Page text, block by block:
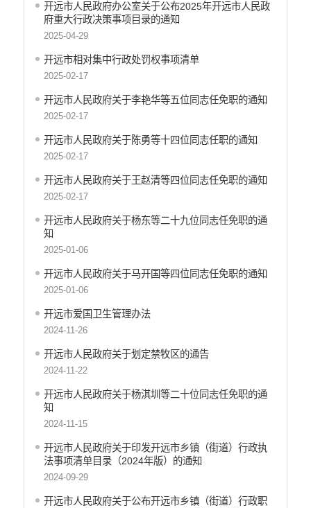
应急预案
产品质量
公共文化服务
涉农补贴
疫情防控
社会救助信息
规划计划
生态环境
食品药品监管
义务教育
环保督察
医疗卫生
行政许可
行政处罚和行政强制
乡村振兴工作信息公开
开远市人民政府办公室关于公布2025年开远市人民政
府重大行政决策事项目录的通知
2025-04-29
开远市相对集中行政处罚权事项清单
2025-02-17
开远市人民政府关于李艳华等五位同志任免职的通知
2025-02-17
开远市人民政府关于陈勇等十四位同志任职的通知
2025-02-17
开远市人民政府关于王赵清等四位同志任免职的通知
2025-02-17
开远市人民政府关于杨东等二十九位同志任免职的通
知
2025-01-06
开远市人民政府关于马开国等四位同志任免职的通知
2025-01-06
开远市爱国卫生管理办法
2024-11-26
开远市人民政府关于划定禁牧区的通告
2024-11-22
开远市人民政府关于杨淇圳等二十位同志任免职的通
知
2024-11-15
开远市人民政府关于印发开远市乡镇（街道）行政执
法事项清单目录（2024年版）的通知
2024-09-29
开远市人民政府关于公布开远市乡镇（街道）行政职